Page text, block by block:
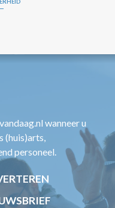
wanneer u
(huis)arts,
personeel.